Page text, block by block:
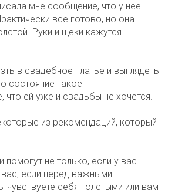
мне сообщение, что у нее
все готово, но она
Руки и щеки кажутся
в свадебное платье и выглядеть
состояние такое
ей уже и свадьбы не хочется.
из рекомендаций, который
помогут не только, если у вас
если перед важными
чувствуете себя толстыми или вам